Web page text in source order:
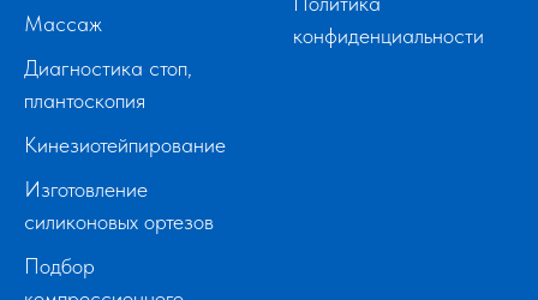
Массаж
Диагностика стоп,
плантоскопия
Кинезиотейпирование
Изготовление
силиконовых ортезов
Подбор
конфиденциальности